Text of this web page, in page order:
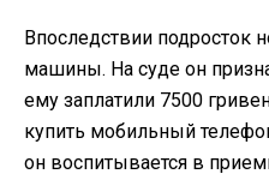
Впоследствии
машины. На суде он
ему заплатили 7500
купить мобильный
он воспитывается в